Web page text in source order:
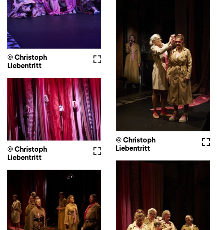
Vollbild
© Christoph
Liebentritt
© Christoph
Liebentritt
Vollbild
© Christoph
Liebentritt